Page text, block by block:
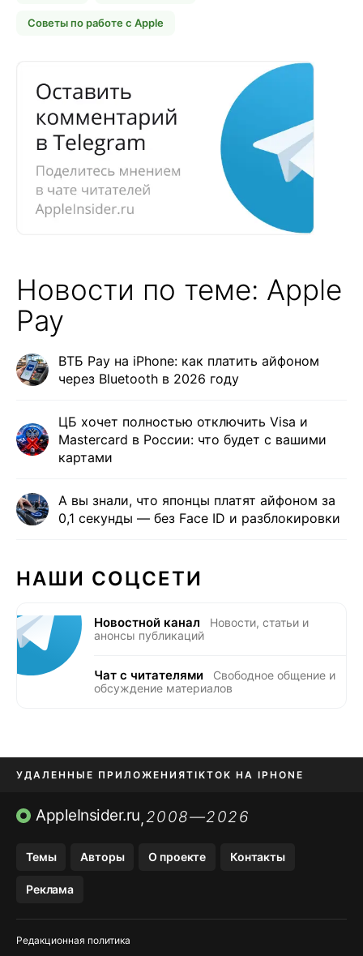
Советы по работе с Apple
Новости по теме: Apple
Pay
ВТБ Pay на iPhone: как платить айфоном
через Bluetooth в 2026 году
ЦБ хочет полностью отключить Visa и
Mastercard в России: что будет с вашими
картами
А вы знали, что японцы платят айфоном за
0,1 секунды — без Face ID и разблокировки
НАШИ СОЦСЕТИ
Новостной канал
Новости, статьи и
анонсы публикаций
Чат с читателями
Свободное общение и
обсуждение материалов
УДАЛЕННЫЕ ПРИЛОЖЕНИЯTIKTOK НА IPHONE
ПРИЛОЖЕНИЯ БЕЗ APP STORE
AppleInsider.ru,2008—2026
Темы Авторы О проекте Контакты
Реклама
Редакционная политика